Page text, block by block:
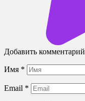
Добавить комментарий
Имя *
Email *